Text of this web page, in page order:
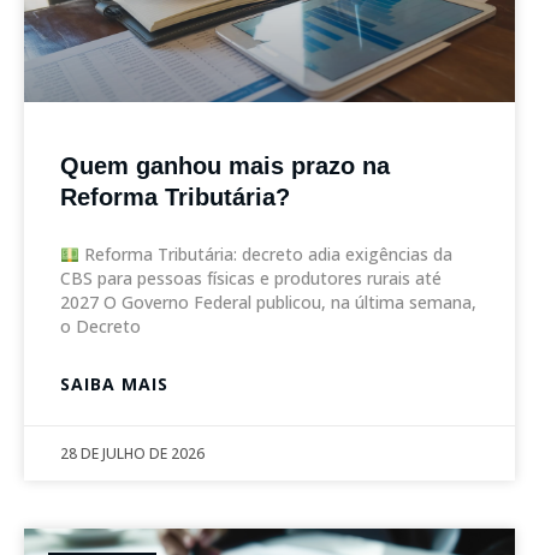
Quem ganhou mais prazo na
Reforma Tributária?
Reforma Tributária: decreto adia exigências da
CBS para pessoas físicas e produtores rurais até
2027 O Governo Federal publicou, na última semana,
o Decreto
SAIBA MAIS
28 DE JULHO DE 2026